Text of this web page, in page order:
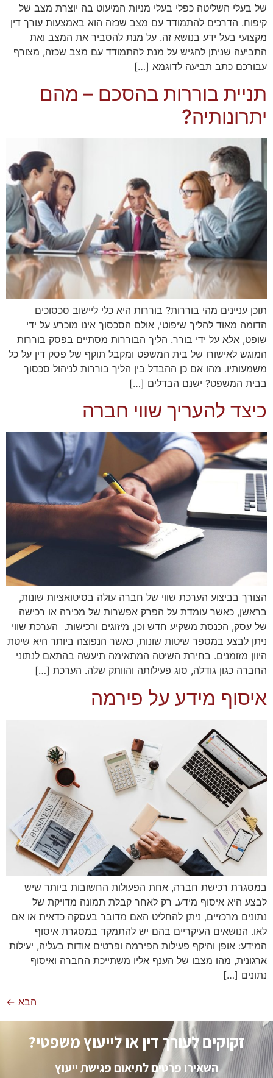
של בעלי השליטה כפלי בעלי מניות המיעוט בה יוצרת מצב של
קיפוח. הדרכים להתמודד עם מצב שכזה הוא באמצעות עורך דין
מקצועי בעל ידע בנושא זה. על מנת להסביר את המצב ואת
התביעה שניתן להגיש על מנת להתמודד עם מצב שכזה, מצורף
עבורכם כתב תביעה לדוגמא […]
תניית בוררות בהסכם – מהם
יתרונותיה?
תוכן עניינים מהי בוררות? בוררות היא כלי ליישוב סכסוכים
הדומה מאוד להליך שיפוטי, אולם הסכסוך אינו מוכרע על ידי
שופט, אלא על ידי בורר. הליך הבוררות מסתיים בפסק בוררות
המוגש לאישורו של בית המשפט ומקבל תוקף של פסק דין על כל
משמעותיו. מהו אם כן ההבדל בין הליך בוררות לניהול סכסוך
בבית המשפט? ישנם הבדלים […]
כיצד להעריך שווי חברה
הצורך בביצוע הערכת שווי של חברה עולה בסיטואציות שונות,
בראשן, כאשר עומדת על הפרק אפשרות של מכירה או רכישה
של עסק, הכנסת משקיע חדש וכן, מיזוגים ורכישות. הערכת שווי
ניתן לבצע במספר שיטות שונות, כאשר הנפוצה ביותר היא שיטת
היוון מזומנים. בחירת השיטה המתאימה תיעשה בהתאם לנתוני
החברה כגון גודלה, סוג פעילותה והוותק שלה. הערכת […]
איסוף מידע על פירמה
במסגרת רכישת חברה, אחת הפעולות החשובות ביותר שיש
לבצע היא איסוף מידע. רק לאחר קבלת תמונה מדויקת של
נתונים מרכזיים, ניתן להחליט האם מדובר בעסקה כדאית או אם
לאו. הנושאים העיקריים בהם יש להתמקד במסגרת איסוף
המידע: אופן והיקף פעילות הפירמה ופרטים אודות בעליה, יעילות
ארגונית, מהו מצבו של הענף אליו משתייכת החברה ואיסוף
נתונים […]
הבא ←
זקוקים לעורך דין או לייעוץ משפטי?
השאירו פרטים לתיאום פגישת ייעוץ